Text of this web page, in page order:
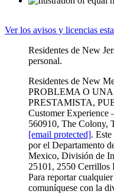
Ver los avisos y licencias
Residentes de New
personal.
Residentes de New
PROBLEMA O
PRESTAMISTA,
Customer Experience
560910, The Colony,
[email protected].
por el Departamento
Mexico, División de
25101, 2550 Cerrillos
Para reportar
comuníquese con la